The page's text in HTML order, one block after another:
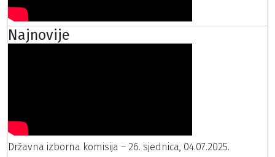
Najnovije
Državna izborna komisija – 26. sjednica, 04.07.2025.